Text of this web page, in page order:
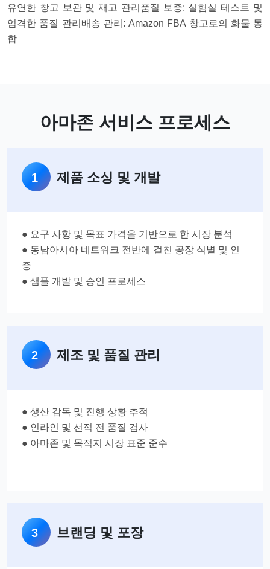
유연한 창고 보관 및 재고 관리 품질 보증: 실험실 테스트 및
엄격한 품질 관리 배송 관리: Amazon FBA 창고로의 화물 통
합
아마존 서비스 프로세스
1 제품 소싱 및 개발
● 요구 사항 및 목표 가격을 기반으로 한 시장 분석
● 동남아시아 네트워크 전반에 걸친 공장 식별 및 인
증
● 샘플 개발 및 승인 프로세스
2 제조 및 품질 관리
● 생산 감독 및 진행 상황 추적
● 인라인 및 선적 전 품질 검사
● 아마존 및 목적지 시장 표준 준수
3 브랜딩 및 포장